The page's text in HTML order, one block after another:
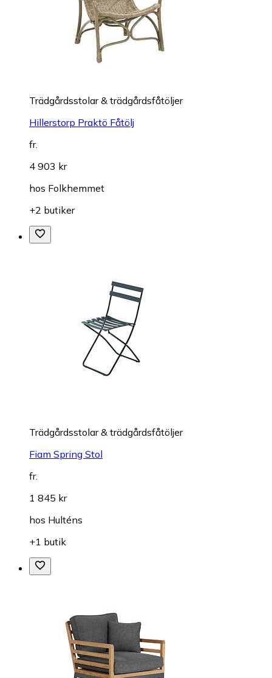
Trädgårdsstolar & trädgårdsfåtöljer
Hillerstorp Praktö Fåtölj
fr.
4 903 kr
hos Folkhemmet
+2 butiker
Trädgårdsstolar & trädgårdsfåtöljer
Fiam Spring Stol
fr.
1 845 kr
hos Hulténs
+1 butik